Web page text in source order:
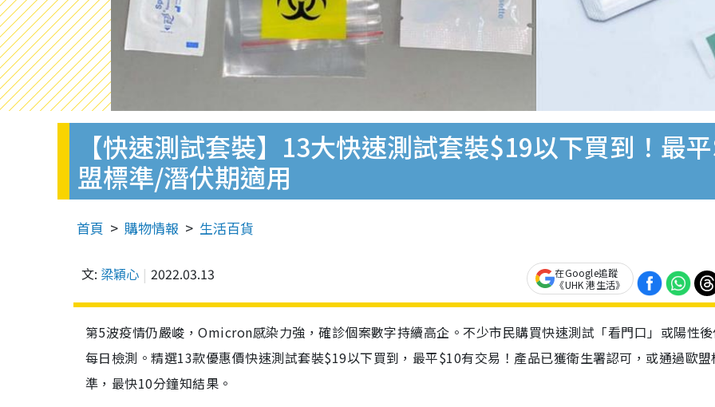
【快速測試套裝】13大快速測試套裝$19以下買到！最
盟標準/潛伏期適用
首頁 購物情報 生活百貨
文: 梁穎心 2022.03.13
在Google追蹤
《UHK 港生活》
第5波疫情仍嚴峻，Omicron感染力強，確診個案數字持續高企。不少市民購買快速測試「看門口」或陽性
每日檢測。精選13款優惠價快速測試套裝$19以下買到，最平$10有交易！產品已獲衛生署認可，或通過歐盟
準，最快10分鐘知結果。